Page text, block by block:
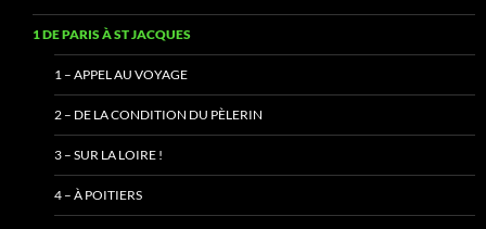
1 DE PARIS À ST JACQUES
1 – APPEL AU VOYAGE
2 – DE LA CONDITION DU PÈLERIN
3 – SUR LA LOIRE !
4 – À POITIERS